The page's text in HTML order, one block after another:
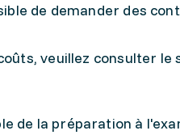
de demander des
veuillez consulter
de la préparation à